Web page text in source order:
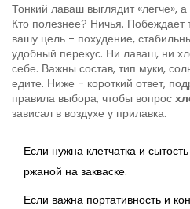
Тонкий лаваш выглядит «легче»,
Кто полезнее? Ничья. Побеждает
вашу цель - похудение,
удобный перекус. Ни лаваш, ни
себе. Важны состав, тип муки,
едите. Ниже - короткий ответ,
правила выбора, чтобы вопрос
зависал в воздухе у прилавка.
Если нужна клетчатка и
ржаной на закваске.
Если важна портативность и